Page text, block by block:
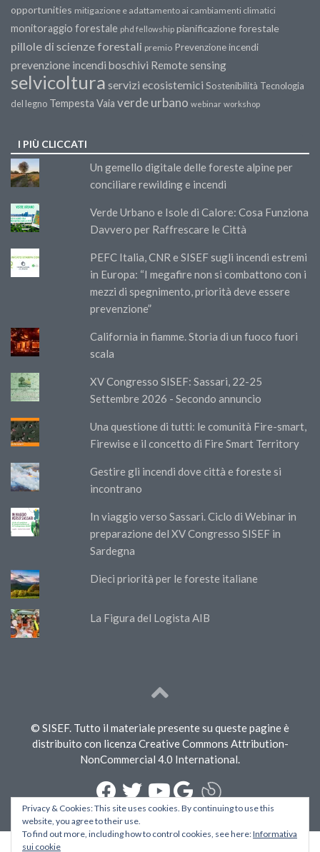
opportunities mitigazione e adattamento ai cambiamenti climatici
monitoraggio forestale phd fellowship pianificazione forestale
pillole di scienze forestali premio Prevenzione incendi
prevenzione incendi boschivi Remote sensing
selvicoltura servizi ecosistemici Sostenibilità Tecnologia
del legno Tempesta Vaia verde urbano webinar workshop
I PIÙ CLICCATI
Un gemello digitale delle foreste alpine per
conciliare rewilding e incendi
Verde Urbano e Isole di Calore: Cosa Funziona
Davvero per Raffrescare le Città
PEFC Italia, CNR e SISEF sugli incendi estremi
in Europa: “I megafire non si combattono con i
mezzi di spegnimento, priorità deve essere
prevenzione”
California in fiamme. Storia di un fuoco fuori
scala
XV Congresso SISEF: Sassari, 22-25
Settembre 2026 - Secondo annuncio
Una questione di tutti: le comunità Fire-smart,
Firewise e il concetto di Fire Smart Territory
Gestire gli incendi dove città e foreste si
incontrano
In viaggio verso Sassari. Ciclo di Webinar in
preparazione del XV Congresso SISEF in
Sardegna
Dieci priorità per le foreste italiane
La Figura del Logista AIB
© SISEF. Tutto il materiale presente su queste pagine è
distribuito con licenza Creative Commons Attribution-
NonCommercial 4.0 International.
Privacy & Cookies: This site uses cookies. By continuing to use this
website, you agree to their use.
To find out more, including how to control cookies, see here:Informativa
sui cookie